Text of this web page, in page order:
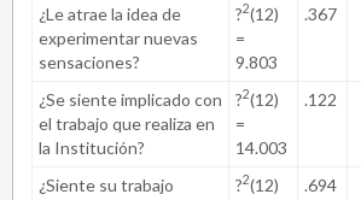
¿Le atrae la idea de
experimentar nuevas
sensaciones?
?2(12)
=
9.803
.367
¿Se siente implicado con
el trabajo que realiza en
la Institución?
?2(12)
=
14.003
.122
¿Siente su trabajo
?2(12)
.694